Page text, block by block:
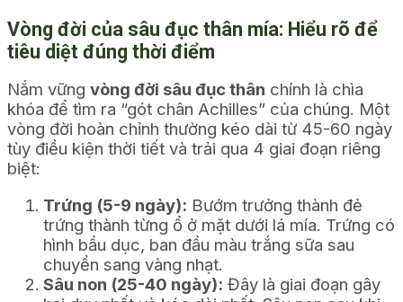
Vòng đời của sâu đục thân mía: Hiểu rõ để
tiêu diệt đúng thời điểm
Nắm vững vòng đời sâu đục thân chính là chìa
khóa để tìm ra “gót chân Achilles” của chúng. Một
vòng đời hoàn chỉnh thường kéo dài từ 45-60 ngày
tùy điều kiện thời tiết và trải qua 4 giai đoạn riêng
biệt:
Trứng (5-9 ngày): Bướm trưởng thành đẻ
trứng thành từng ổ ở mặt dưới lá mía. Trứng có
hình bầu dục, ban đầu màu trắng sữa sau
chuyển sang vàng nhạt.
Sâu non (25-40 ngày): Đây là giai đoạn gây